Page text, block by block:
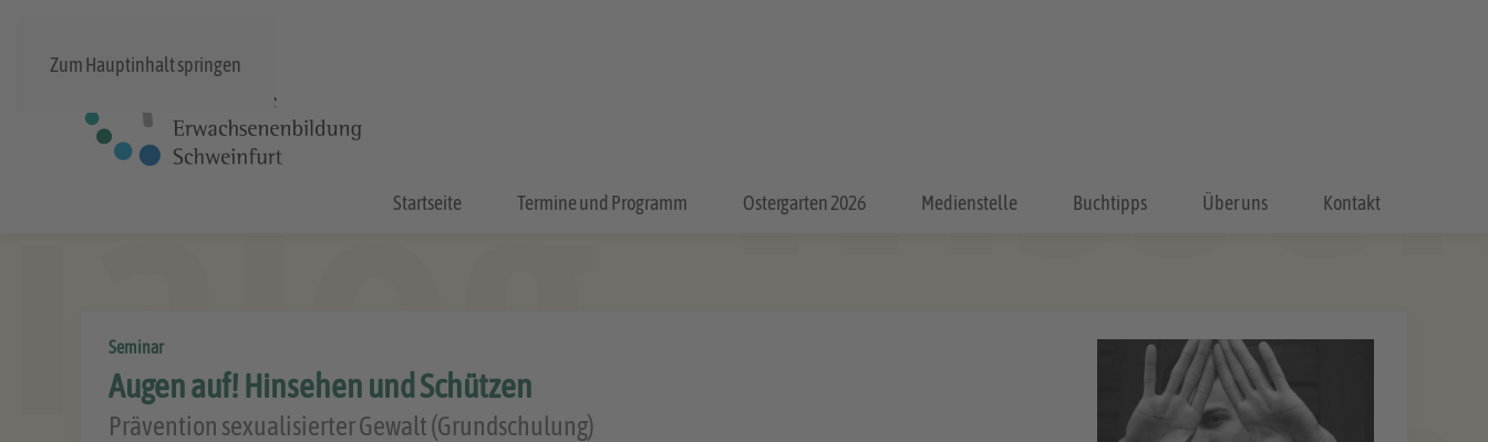
Zum Hauptinhalt springen
Startseite Termine und Programm Ostergarten 2026 Medienstelle Buchtipps Über uns Kontakt
Seminar
Augen auf! Hinsehen und Schützen
Prävention sexualisierter Gewalt (Grundschulung)